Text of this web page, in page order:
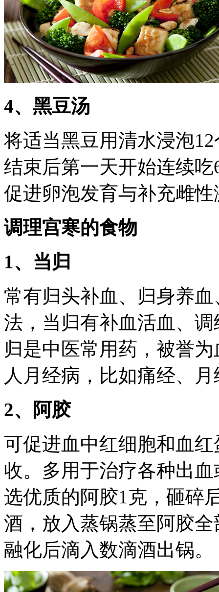
4、黑豆汤
将适当黑豆用清水浸泡
结束后第一天开始连续
促进卵泡发育与补充雌性
调理宫寒的食物
1、当归
常有归头补血、归身养
法，当归有补血活血、
归是中医常用药，被誉
人月经病，比如痛经、
2、阿胶
可促进血中红细胞和血
收。多用于治疗各种出
选优质的阿胶1克，砸碎
酒，放入蒸锅蒸至阿胶
融化后滴入数滴酒出锅。